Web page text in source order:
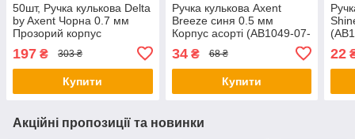
50шт, Ручка кулькова Delta
by Axent Чорна 0.7 мм
Прозорий корпус
197 ₴ 303 ₴
Купити
Ручка кулькова Axent
Breeze синя 0.5 мм
Корпус асорті (AB1049-07-
34₴ 68 ₴
Купити
22
Акційні пропозиції та новинки